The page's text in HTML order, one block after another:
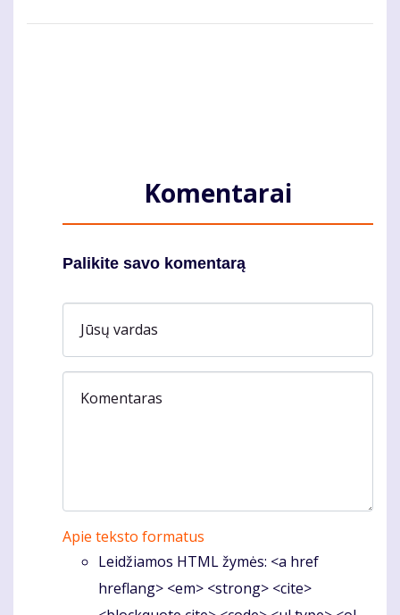
Komentarai
Palikite savo komentarą
Jūsų vardas
Komentaras
Apie teksto formatus
Leidžiamos HTML žymės: <a href
hreflang> <em> <strong> <cite>